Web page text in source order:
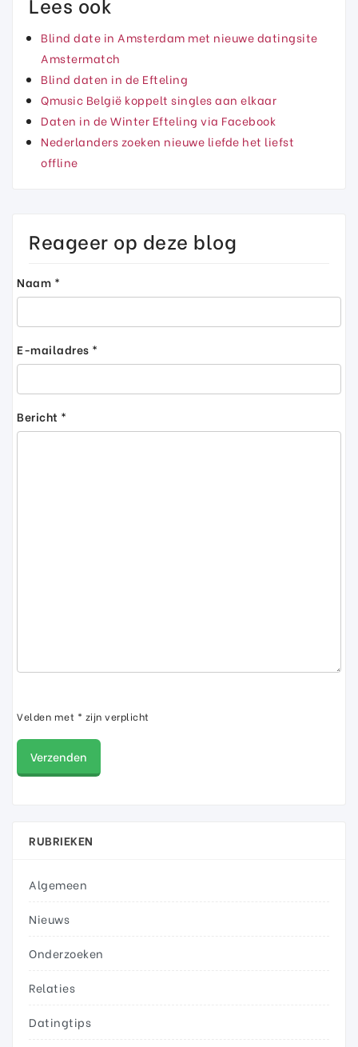
Blind date in Amsterdam met nieuwe datingsite
Amstermatch
Blind daten in de Efteling
Qmusic België koppelt singles aan elkaar
Daten in de Winter Efteling via Facebook
Nederlanders zoeken nieuwe liefde het liefst
offline
Reageer op deze blog
Naam *
E-mailadres *
Bericht *
Velden met * zijn verplicht
RUBRIEKEN
Algemeen
Nieuws
Onderzoeken
Relaties
Datingtips